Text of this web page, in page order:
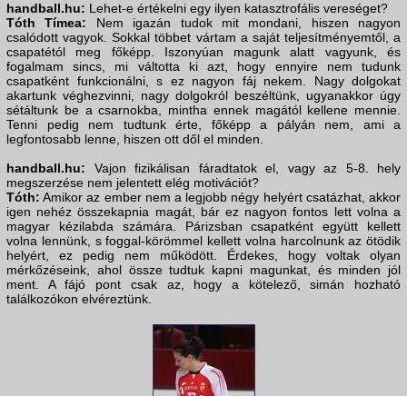
handball.hu: Lehet-e értékelni egy ilyen katasztrofális vereséget?
Tóth Tímea: Nem igazán tudok mit mondani, hiszen nagyon
csalódott vagyok. Sokkal többet vártam a saját teljesítményemtől, a
csapatétól meg főképp. Iszonyúan magunk alatt vagyunk, és
fogalmam sincs, mi váltotta ki azt, hogy ennyire nem tudunk
csapatként funkcionálni, s ez nagyon fáj nekem. Nagy dolgokat
akartunk véghezvinni, nagy dolgokról beszéltünk, ugyanakkor úgy
sétáltunk be a csarnokba, mintha ennek magától kellene mennie.
Tenni pedig nem tudtunk érte, főképp a pályán nem, ami a
legfontosabb lenne, hiszen ott dől el minden.
handball.hu: Vajon fizikálisan fáradtatok el, vagy az 5-8. hely
megszerzése nem jelentett elég motivációt?
Tóth: Amikor az ember nem a legjobb négy helyért csatázhat, akkor
igen nehéz összekapnia magát, bár ez nagyon fontos lett volna a
magyar kézilabda számára. Párizsban csapatként együtt kellett
volna lennünk, s foggal-körömmel kellett volna harcolnunk az ötödik
helyért, ez pedig nem működött. Érdekes, hogy voltak olyan
mérkőzéseink, ahol össze tudtuk kapni magunkat, és minden jól
ment. A fájó pont csak az, hogy a kötelező, simán hozható
találkozókon elvéreztünk.